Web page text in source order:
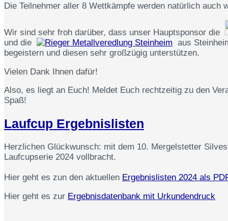
Die Teilnehmer aller 8 Wettkämpfe werden natürlich auch
Wir sind sehr froh darüber, dass unser Hauptsponsor die
und die
aus
begeistern und diesen sehr großzügig unterstützen.
Vielen Dank Ihnen dafür!
Also, es liegt an Euch! Meldet Euch rechtzeitig zu den
Spaß!
Laufcup Ergebnislisten
Herzlichen Glückwunsch: mit dem 10. Mergelstetter
Laufcupserie 2024 vollbracht.
Hier geht es zun den aktuellen Ergebnislisten 2024 als
Hier geht es zur Ergebnisdatenbank mit Urkundendruck